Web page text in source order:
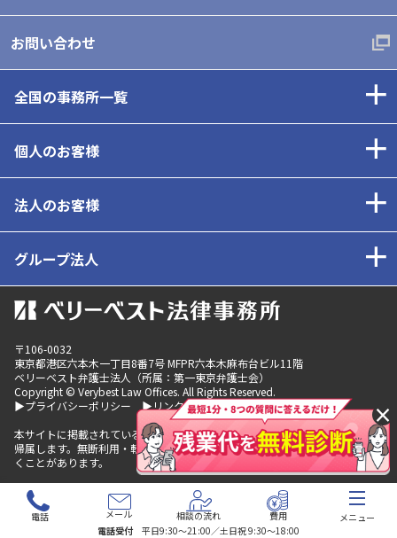
お問い合わせ
全国の事務所一覧
個人のお客様
法人のお客様
グループ法人
〒106-0032
東京都港区六本木一丁目8番7号 MFPR六本木麻布台ビル11階
ベリーベスト弁護士法人（所属：第一東京弁護士会）
Copyright © Verybest Law Offices. All Rights Reserved.
▶プライバシーポリシー
▶リンクポリシー
本サイトに掲載されているコンテンツの著作権は、ベリーベストグループに
帰属します。無断利用・転載を発見した場合は、法的措置を取らせていただ
くことがあります。
電話 メール 相談の流れ 費用
メニュー
電話受付
平日9:30〜21:00／土日祝 9:30〜18:00
×